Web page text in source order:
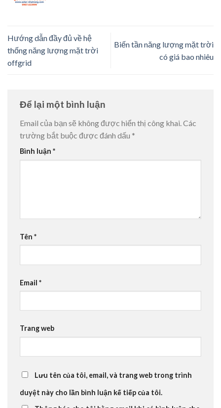
Hướng dẫn đầy đủ về hệ
thống năng lượng mặt trời
offgrid
Biến tần năng lượng mặt trời
có giá bao nhiêu
Để lại một bình luận
Email của bạn sẽ không được hiển thị công khai.Các
trường bắt buộc được đánh dấu *
Bình luận *
Tên *
Email *
Trang web
Lưu tên của tôi, email, và trang web trong trình
duyệt này cho lần bình luận kế tiếp của tôi.